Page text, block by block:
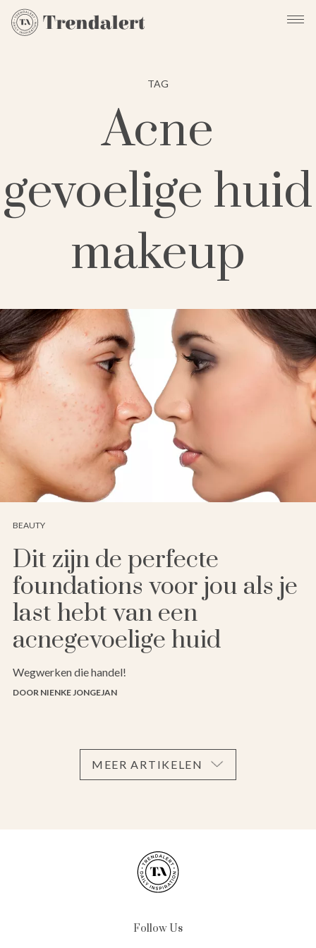
TAG
Acne
gevoelige huid
makeup
BEAUTY
Dit zijn de perfecte
foundations voor jou als je
last hebt van een
acnegevoelige huid
Wegwerken die handel!
DOOR NIENKE JONGEJAN
MEER ARTIKELEN
Follow Us